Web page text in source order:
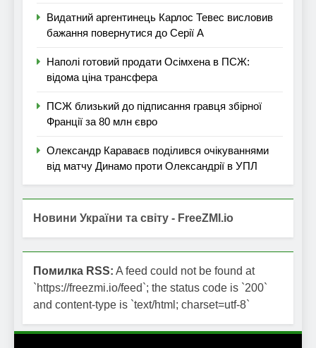
Видатний аргентинець Карлос Тевес висловив
бажання повернутися до Серії А
Наполі готовий продати Осімхена в ПСЖ:
відома ціна трансфера
ПСЖ близький до підписання гравця збірної
Франції за 80 млн євро
Олександр Караваєв поділився очікуваннями
від матчу Динамо проти Олександрії в УПЛ
Новини України та світу - FreeZMI.io
Помилка RSS: A feed could not be found at
`https://freezmi.io/feed`; the status code is `200`
and content-type is `text/html; charset=utf-8`